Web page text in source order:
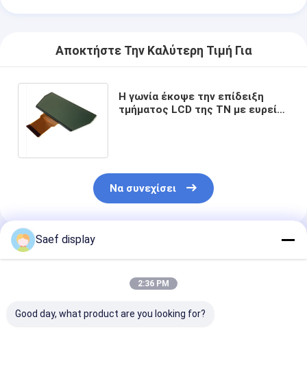
Αποκτήστε Την Καλύτερη Τιμή Για
Η γωνία έκοψε την επίδειξη
τμήματος LCD της TN με ευρεία
Να συνεχίσει
Συνιστώμενα Προϊόντα
Saef display
2:36 PM
Good day, what product are you looking for?